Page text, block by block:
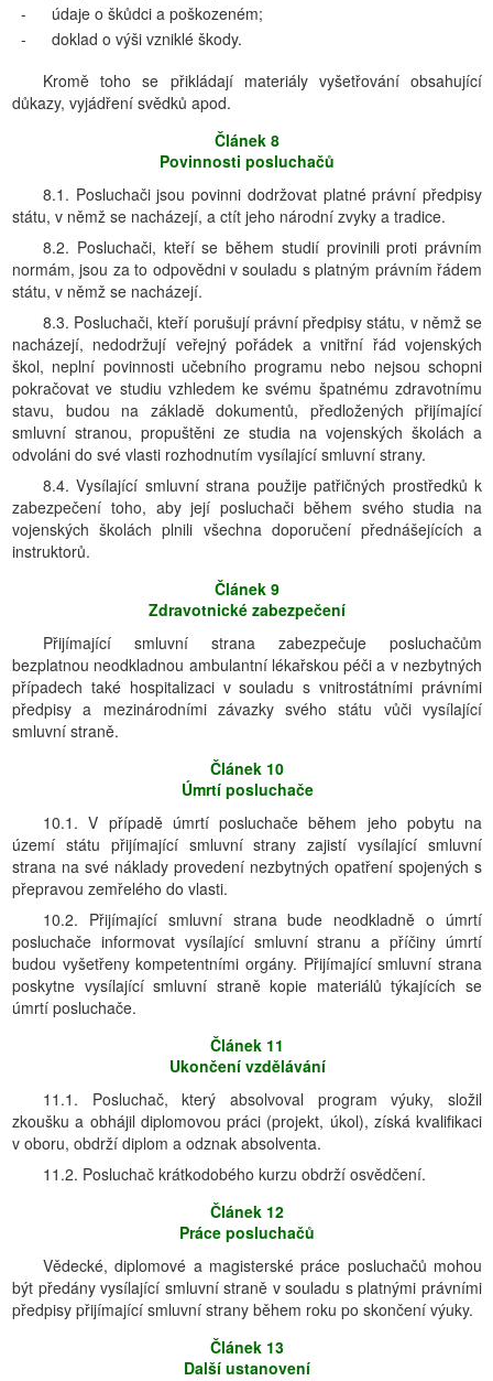
-
údaje o škůdci a poškozeném;
-
doklad o výši vzniklé škody.
Kromě toho se přikládají materiály vyšetřování obsahující
důkazy, vyjádření svědků apod.
Článek 8
Povinnosti posluchačů
8.1. Posluchači jsou povinni dodržovat platné právní předpisy
státu, v němž se nacházejí, a ctít jeho národní zvyky a tradice.
8.2. Posluchači, kteří se během studií provinili proti právním
normám, jsou za to odpovědni v souladu s platným právním řádem
státu, v němž se nacházejí.
8.3. Posluchači, kteří porušují právní předpisy státu, v němž se
nacházejí, nedodržují veřejný pořádek a vnitřní řád vojenských
škol, neplní povinnosti učebního programu nebo nejsou schopni
pokračovat ve studiu vzhledem ke svému špatnému zdravotnímu
stavu, budou na základě dokumentů, předložených přijímající
smluvní stranou, propuštěni ze studia na vojenských školách a
odvoláni do své vlasti rozhodnutím vysílající smluvní strany.
8.4. Vysílající smluvní strana použije patřičných prostředků k
zabezpečení toho, aby její posluchači během svého studia na
vojenských školách plnili všechna doporučení přednášejících a
instruktorů.
Článek 9
Zdravotnické zabezpečení
Přijímající smluvní strana zabezpečuje posluchačům
bezplatnou neodkladnou ambulantní lékařskou péči a v nezbytných
případech také hospitalizaci v souladu s vnitrostátními právními
předpisy a mezinárodními závazky svého státu vůči vysílající
smluvní straně.
Článek 10
Úmrtí posluchače
10.1. V případě úmrtí posluchače během jeho pobytu na
území státu přijímající smluvní strany zajistí vysílající smluvní
strana na své náklady provedení nezbytných opatření spojených s
přepravou zemřelého do vlasti.
10.2. Přijímající smluvní strana bude neodkladně o úmrtí
posluchače informovat vysílající smluvní stranu a příčiny úmrtí
budou vyšetřeny kompetentními orgány. Přijímající smluvní strana
poskytne vysílající smluvní straně kopie materiálů týkajících se
úmrtí posluchače.
Článek 11
Ukončení vzdělávání
11.1. Posluchač, který absolvoval program výuky, složil
zkoušku a obhájil diplomovou práci (projekt, úkol), získá kvalifikaci
v oboru, obdrží diplom a odznak absolventa.
11.2. Posluchač krátkodobého kurzu obdrží osvědčení.
Článek 12
Práce posluchačů
Vědecké, diplomové a magisterské práce posluchačů mohou
být předány vysílající smluvní straně v souladu s platnými právními
předpisy přijímající smluvní strany během roku po skončení výuky.
Článek 13
Další ustanovení